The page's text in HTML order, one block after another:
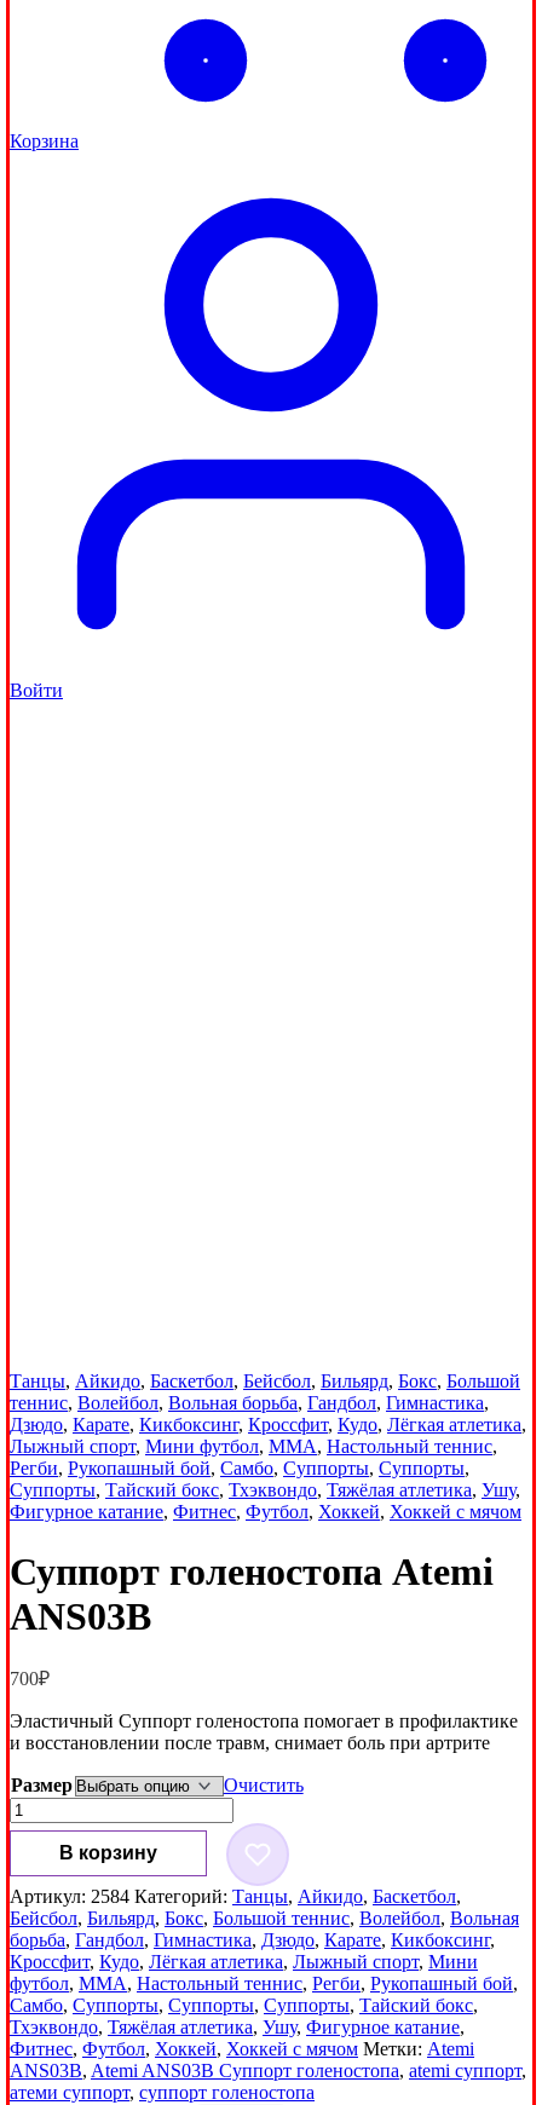
Корзина
Войти
Танцы, Айкидо, Баскетбол, Бейсбол, Бильярд, Бокс, Большой
теннис, Волейбол, Вольная борьба, Гандбол, Гимнастика,
Дзюдо, Карате, Кикбоксинг, Кроссфит, Кудо, Лёгкая атлетика,
Лыжный спорт, Мини футбол, ММА, Настольный теннис,
Регби, Рукопашный бой, Самбо, Суппорты, Суппорты,
Суппорты, Тайский бокс, Тхэквондо, Тяжёлая атлетика, Ушу,
Фигурное катание, Фитнес, Футбол, Хоккей, Хоккей с мячом
Суппорт голеностопа Atemi
ANS03B
700₽
Эластичный Суппорт голеностопа помогает в профилактике
и восстановлении после травм, снимает боль при артрите
Размер
Очистить
Количество
товара
Суппорт
голеностопа
Atemi
ANS03B
В корзину
Артикул: 2584 Категорий: Танцы, Айкидо, Баскетбол,
Бейсбол, Бильярд, Бокс, Большой теннис, Волейбол, Вольная
борьба, Гандбол, Гимнастика, Дзюдо, Карате, Кикбоксинг,
Кроссфит, Кудо, Лёгкая атлетика, Лыжный спорт, Мини
футбол, ММА, Настольный теннис, Регби, Рукопашный бой,
Самбо, Суппорты, Суппорты, Суппорты, Тайский бокс,
Тхэквондо, Тяжёлая атлетика, Ушу, Фигурное катание,
Фитнес, Футбол, Хоккей, Хоккей с мячом Метки: Atemi
ANS03B, Atemi ANS03B Суппорт голеностопа, atemi суппорт,
атеми суппорт, суппорт голеностопа